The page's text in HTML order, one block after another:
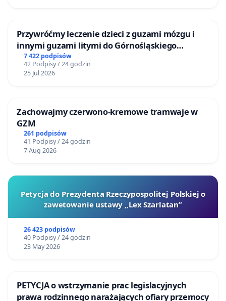
Przywróćmy leczenie dzieci z guzami mózgu i
innymi guzami litymi do Górnośląskiego
Centrum Zdrowia Dziecka w Katowicach
7 422 podpisów
42 Podpisy / 24 godzin
25 Jul 2026
Zachowajmy czerwono-kremowe tramwaje w
GZM
261 podpisów
41 Podpisy / 24 godzin
7 Aug 2026
Petycja do Prezydenta Rzeczypospolitej Polskiej o
zawetowanie ustawy „Lex Szarlatan”
26 423 podpisów
40 Podpisy / 24 godzin
23 May 2026
PETYCJA o wstrzymanie prac legislacyjnych
prawa rodzinnego narażających ofiary przemocy